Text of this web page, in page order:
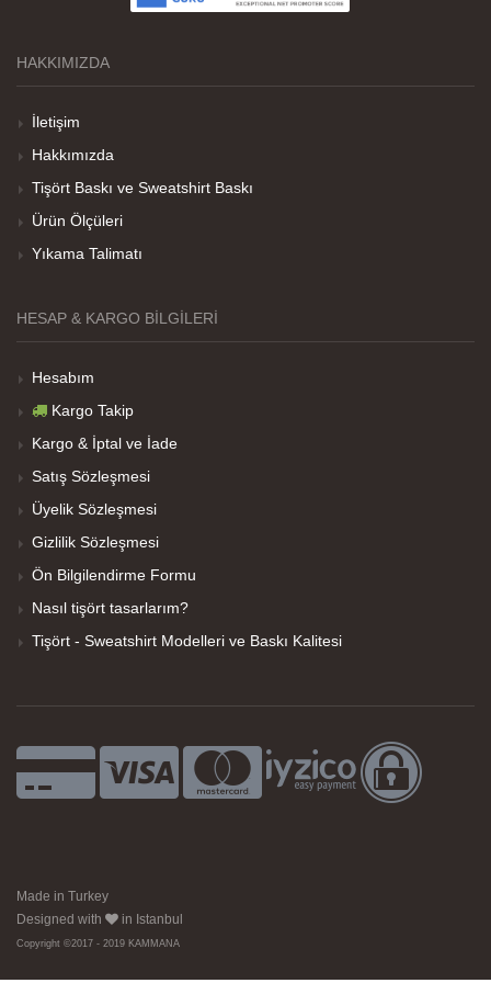
Teşekkürler
Her sey iyi ama baskı göründüğü gibi değil daha
soluk
HAKKIMIZDA
İletişim
Hakkımızda
Tişört Baskı ve Sweatshirt Baskı
Ürün Ölçüleri
Yıkama Talimatı
HESAP & KARGO BILGILERI
Hesabım
Kargo Takip
Kargo & İptal ve İade
Satış Sözleşmesi
Üyelik Sözleşmesi
Gizlilik Sözleşmesi
Ön Bilgilendirme Formu
Nasıl tişört tasarlarım?
Tişört - Sweatshirt Modelleri ve Baskı Kalitesi
Made in Turkey
Designed with
in Istanbul
Copyright ©2017 - 2019 KAMMANA